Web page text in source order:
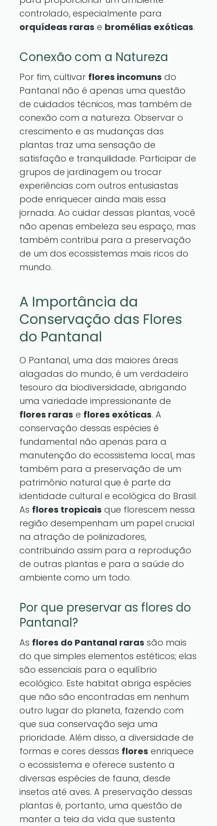
controlado, especialmente para
orquídeas raras e bromélias exóticas.
Conexão com a Natureza
Por fim, cultivar flores incomuns do
Pantanal não é apenas uma questão
de cuidados técnicos, mas também de
conexão com a natureza. Observar o
crescimento e as mudanças das
plantas traz uma sensação de
satisfação e tranquilidade. Participar de
grupos de jardinagem ou trocar
experiências com outros entusiastas
pode enriquecer ainda mais essa
jornada. Ao cuidar dessas plantas, você
não apenas embeleza seu espaço, mas
também contribui para a preservação
de um dos ecossistemas mais ricos do
mundo.
A Importância da
Conservação das Flores
do Pantanal
O Pantanal, uma das maiores áreas
alagadas do mundo, é um verdadeiro
tesouro da biodiversidade, abrigando
uma variedade impressionante de
flores raras e flores exóticas. A
conservação dessas espécies é
fundamental não apenas para a
manutenção do ecossistema local, mas
também para a preservação de um
patrimônio natural que é parte da
identidade cultural e ecológica do Brasil.
As flores tropicais que florescem nessa
região desempenham um papel crucial
na atração de polinizadores,
contribuindo assim para a reprodução
de outras plantas e para a saúde do
ambiente como um todo.
Por que preservar as flores do
Pantanal?
As flores do Pantanal raras são mais
do que simples elementos estéticos; elas
são essenciais para o equilíbrio
ecológico. Este habitat abriga espécies
que não são encontradas em nenhum
outro lugar do planeta, fazendo com
que sua conservação seja uma
prioridade. Além disso, a diversidade de
formas e cores dessas flores enriquece
o ecossistema e oferece sustento a
diversas espécies de fauna, desde
insetos até aves. A preservação dessas
plantas é, portanto, uma questão de
manter a teia da vida que sustenta